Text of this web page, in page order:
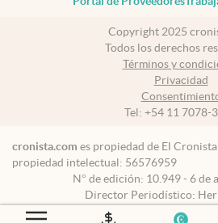
Copyright 2025
Todos los derechos
Términos y
Privacidad
Tel: +54 11 7078-
cronista.com es propiedad de El
propiedad intelectual: 56576959
N° de edición: 10.949 - 6 de
Director Periodístico: